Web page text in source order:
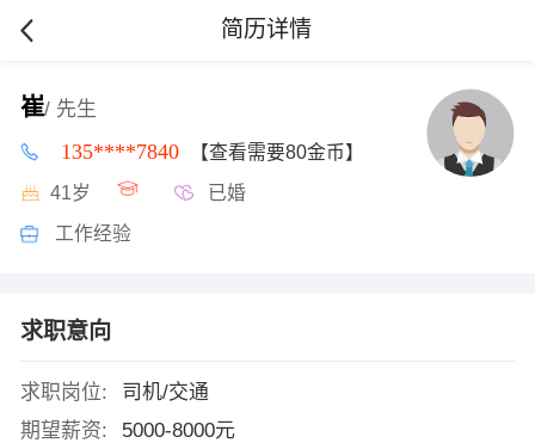
简历详情
崔/ 先生
135****7840 【查看需要80金币】
41岁 已婚
工作经验
求职意向
求职岗位:
司机/交通
期望薪资:
5000-8000元